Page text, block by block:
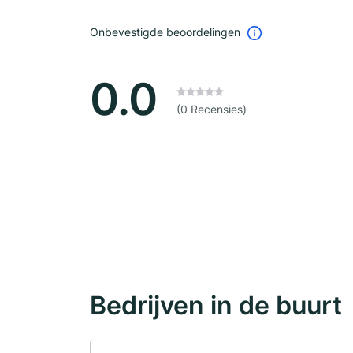
Onbevestigde beoordelingen
0.0 (0 Recensies)
Bedrijven in de buurt